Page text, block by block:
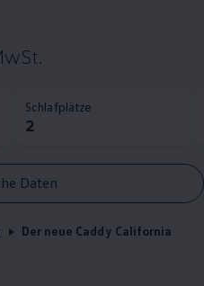
Schlafplätze
2
Daten
Der neue Caddy California